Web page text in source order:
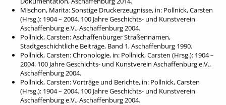
Mischon, Marita: Sonstige Druckerzeugnisse, in: Pollnick, Carsten
(Hrsg.): 1904 – 2004. 100 Jahre Geschichts- und Kunstverein
Aschaffenburg e.V., Aschaffenburg 2004.
Pollnick, Carsten: Aschaffenburger Straßennamen,
Stadtgeschichtliche Beiträge, Band 1, Aschaffenburg 1990.
Pollnick, Carsten: Chronologie, in: Pollnick, Carsten (Hrsg.): 1904 –
2004. 100 Jahre Geschichts- und Kunstverein Aschaffenburg e.V.,
Aschaffenburg 2004.
Pollnick, Carsten: Vorträge und Berichte, in: Pollnick, Carsten
(Hrsg.): 1904 – 2004. 100 Jahre Geschichts- und Kunstverein
Aschaffenburg e.V., Aschaffenburg 2004.